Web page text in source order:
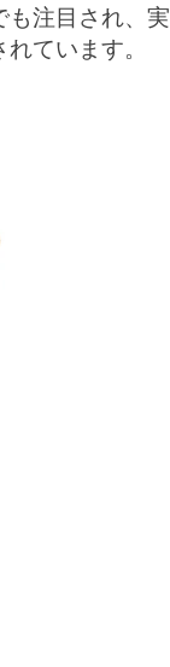
注目され、
ています。